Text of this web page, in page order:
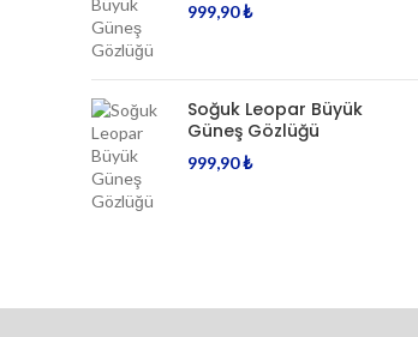
999,90₺
Soğuk Leopar Büyük
Güneş Gözlüğü
999,90₺